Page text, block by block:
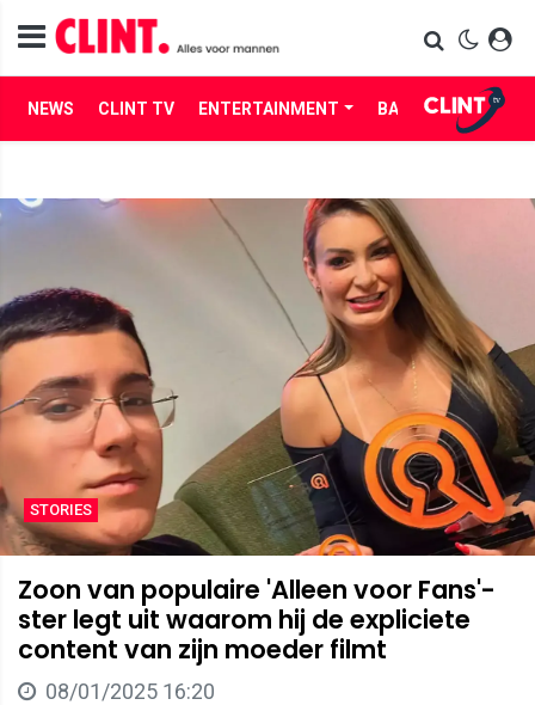
NEWS CLINT TV ENTERTAINMENT BABES LIFE
STORIES
Zoon van populaire 'Alleen voor Fans'-
ster legt uit waarom hij de expliciete
content van zijn moeder filmt
08/01/2025 16:20